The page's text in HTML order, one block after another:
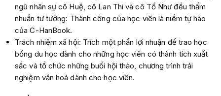
ngũ nhân sự cô Huệ, cô Lan Thi và cô Tố Như đều thấm
nhuần tư tưởng: Thành công của học viên là niềm tự hào
của C-HanBook.
Trách nhiệm xã hội: Trích một phần lợi nhuận để trao học
bổng du học dành cho những học viên có thành tích xuất
sắc và tổ chức những buổi hội thảo, chương trình trải
nghiệm văn hoá dành cho học viên.